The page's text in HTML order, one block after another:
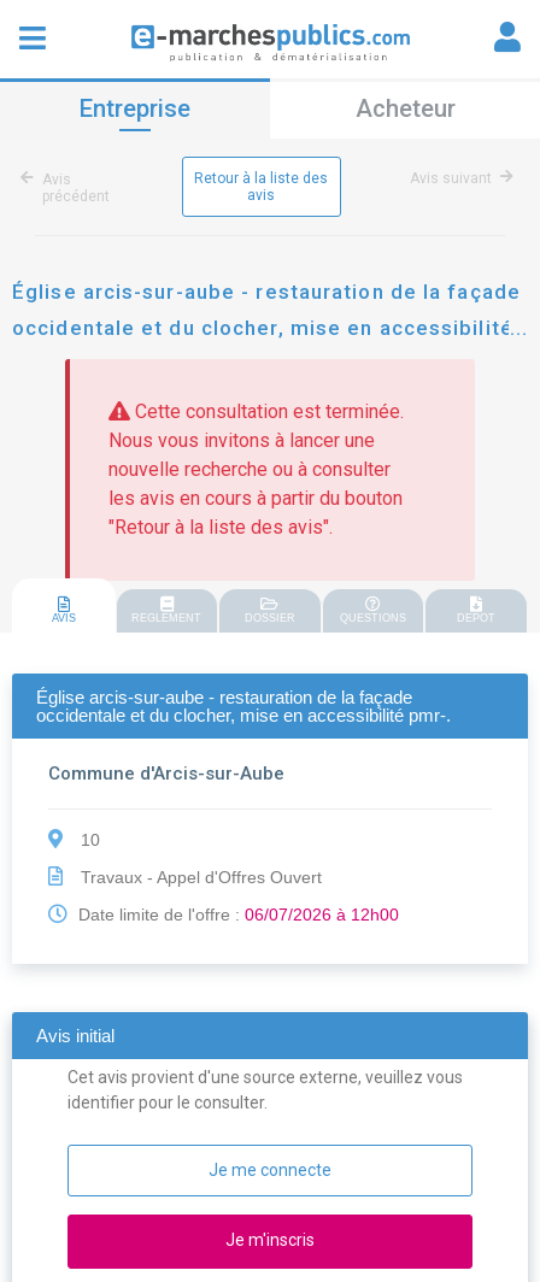
Entreprise Acheteur
Avis
précédent
Retour à la liste des
avis
Avis suivant
Église arcis-sur-aube - restauration de la façade
occidentale et du clocher, mise en accessibilité
pmr-.
Cette consultation est terminée.
Nous vous invitons à lancer une
nouvelle recherche ou à consulter
les avis en cours à partir du bouton
"Retour à la liste des avis".
AVIS REGLEMENT DOSSIER QUESTIONS DEPOT
Église arcis-sur-aube - restauration de la façade
occidentale et du clocher, mise en accessibilité pmr-.
Commune d'Arcis-sur-Aube
10
Travaux - Appel d'Offres Ouvert
Date limite de l'offre : 06/07/2026 à 12h00
Avis initial
Cet avis provient d'une source externe, veuillez vous
identifier pour le consulter.
Je me connecte
Je m'inscris